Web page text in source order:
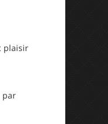
plaisir
par